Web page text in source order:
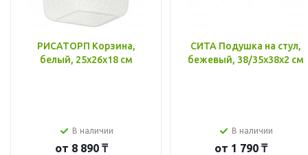
РИСАТОРП Корзина,
белый, 25x26x18 см
В наличии
от 8 890 ₸
СИТА Подушка на стул,
бежевый, 38/35x38x2 см
В наличии
от 1 790 ₸